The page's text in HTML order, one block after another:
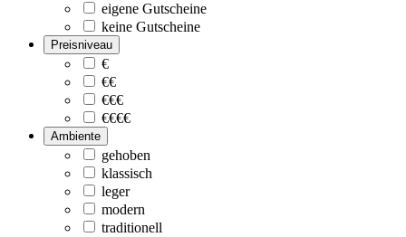
eigene Gutscheine
keine Gutscheine
Preisniveau
€
€€
€€€
€€€€
Ambiente
gehoben
klassisch
leger
modern
traditionell